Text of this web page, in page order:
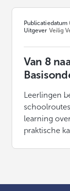
Publicatiedatum
Uitgever Veilig
Van 8
Leerlingen
learning
praktische